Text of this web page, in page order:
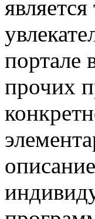
портале
прочих